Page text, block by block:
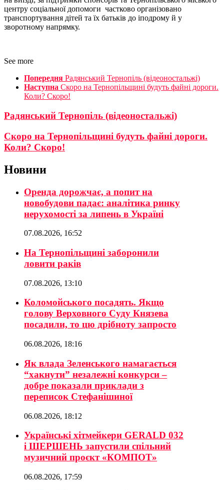
центру соціальної допомоги частково організовано
транспортування дітей та їх батьків до іподрому й у
зворотному напрямку.
See more
Попередня Радянський Тернопіль (відеоностальжі)
Наступна Скоро на Тернопільщині будуть файні дороги.
Коли? Скоро!
Радянський Тернопіль (відеоностальжі)
Скоро на Тернопільщині будуть файні дороги.
Коли? Скоро!
Новини
Оренда дорожчає, а попит на
новобудови падає: аналітика ринку
нерухомості за липень в Україні
07.08.2026, 16:52
На Тернопільщині заборонили
ловити раків
07.08.2026, 13:10
Коломойського посадять. Якщо
голову Верховного Суду Князева
посадили, то цю дрібноту запросто
06.08.2026, 18:16
Як влада Зеленського намагається
“хакнути” незалежні конкурси –
добре показали приклади з
переписок Стефанішиної
06.08.2026, 18:12
Українські хітмейкери GERALD 032
і ШЕРШЕНЬ запустили спільний
музичний проєкт «КОМПОТ»
06.08.2026, 17:59